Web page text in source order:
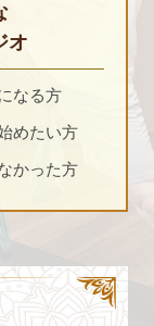
オ
なる方
めたい方
かった方